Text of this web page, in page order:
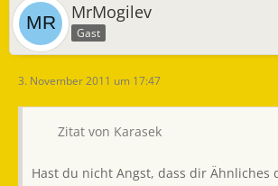
Und das ist nunmal in der Regel ein
unserem Fall also ich.
Bleibe ich also in Deutschland
weiterhin unser
Kindergeld, auch wenn die Kinder, egal
MrMogilev
Gast
3. November 2011 um 17:47
Zitat von Karasek
Hast du nicht Angst, dass dir Ähnliches